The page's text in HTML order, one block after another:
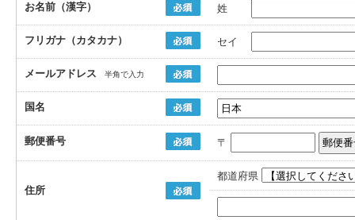
お名前（漢字） 姓
フリガナ（カタカナ） セイ
メールアドレス 半角で入力
国名
郵便番号 〒
住所
都道府県